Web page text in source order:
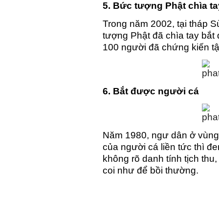
5. Bức tượng Phật chìa
Trong năm 2002, tại tháp
tượng Phật đã chìa tay bắt
100 người đã chứng kiến
6. Bắt được người cá
Năm 1980, ngư dân ở
của người cá liền tức thì
không rõ danh tính tịch
coi như để bồi thường.